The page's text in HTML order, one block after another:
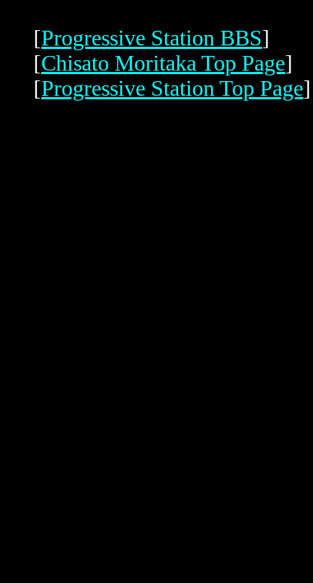
[Progressive Station BBS]
[Chisato Moritaka Top Page]
[Progressive Station Top Page]